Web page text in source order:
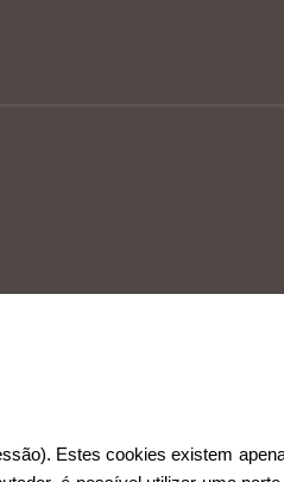
Estes cookies existem